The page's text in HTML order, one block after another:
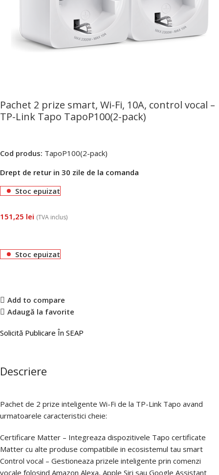
Pachet 2 prize smart, Wi-Fi, 10A, control vocal –
TP-Link Tapo TapoP100(2-pack)
Cod produs: TapoP100(2-pack)
Drept de retur in 30 zile de la comanda
Stoc epuizat
151,25 lei (TVA inclus)
Stoc epuizat
Add to compare
Adaugă la favorite
Solicită Publicare În SEAP
Descriere
Pachet de 2 prize inteligente Wi-Fi de la TP-Link Tapo avand
urmatoarele caracteristici cheie:
Certificare Matter – Integreaza dispozitivele Tapo certificate
Matter cu alte produse compatibile in ecosistemul tau smart
Control vocal – Gestioneaza prizele inteligente prin comenzi
vocale folosind Amazon Alexa, Apple Siri sau Google Assistant